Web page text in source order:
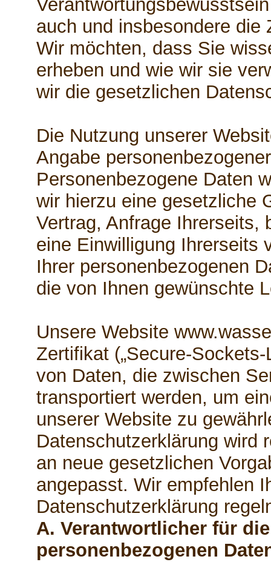
auch und insbesondere die
Wir möchten, dass Sie
erheben und wie wir sie
wir die gesetzlichen
Die Nutzung unserer
Angabe
Personenbezogene Daten
wir hierzu eine gesetzliche
Vertrag, Anfrage Ihrerseits,
eine Einwilligung Ihrerseits
Ihrer personenbezogenen
die von Ihnen gewünschte
Unsere Website
Zertifikat („Secure-
von Daten, die zwischen
transportiert werden, um
unserer Website zu
Datenschutzerklärung wird
an neue gesetzlichen
angepasst. Wir empfehlen
Datenschutzerklärung
A. Verantwortlicher für
personenbezogenen